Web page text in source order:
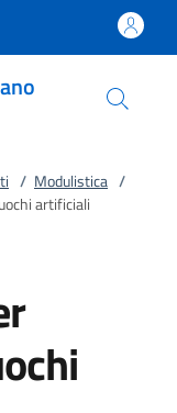
/ Modulistica /
artificiali